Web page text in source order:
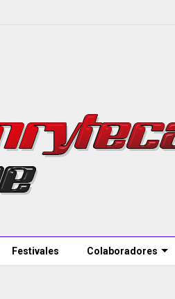
Festivales Colaboradores